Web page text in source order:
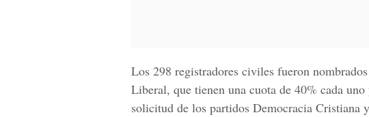
Los 298 registradores civiles fueron
Liberal, que tienen una cuota de 40% cada
solicitud de los partidos Democracia Cristiana